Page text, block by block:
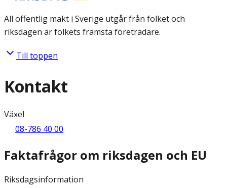
All offentlig makt i Sverige utgår från folket och
riksdagen är folkets främsta företrädare.
Till toppen
Kontakt
Växel
08-786 40 00
Faktafrågor om riksdagen och EU
Riksdagsinformation